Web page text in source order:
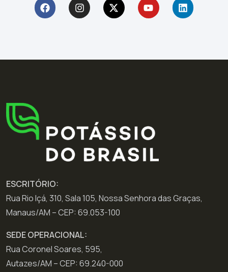
ESCRITÓRIO:
Rua Rio Içá, 310, Sala 105, Nossa Senhora das Graças,
Manaus/AM – CEP: 69.053-100
SEDE OPERACIONAL:
Rua Coronel Soares, 595,
Autazes/AM – CEP: 69.240-000